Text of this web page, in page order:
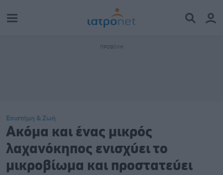
Επιστήμη & Ζωή
Ακόμα και ένας μικρός
λαχανόκηπος ενισχύει το
μικροβίωμα και προστατεύει